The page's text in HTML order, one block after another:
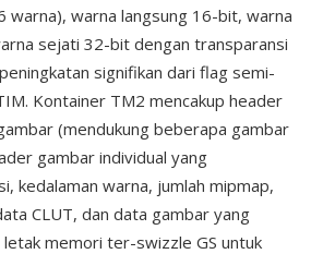
warna langsung 16-bit, warna
sejati 32-bit dengan transparansi
signifikan dari flag semi-
Kontainer TM2 mencakup header
(mendukung beberapa gambar
gambar individual yang
kedalaman warna, jumlah mipmap,
CLUT, dan data gambar yang
memori ter-swizzle GS untuk